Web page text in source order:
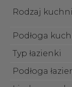
Rodzaj kuchni
Podłoga
Typ łazienki
Podłoga